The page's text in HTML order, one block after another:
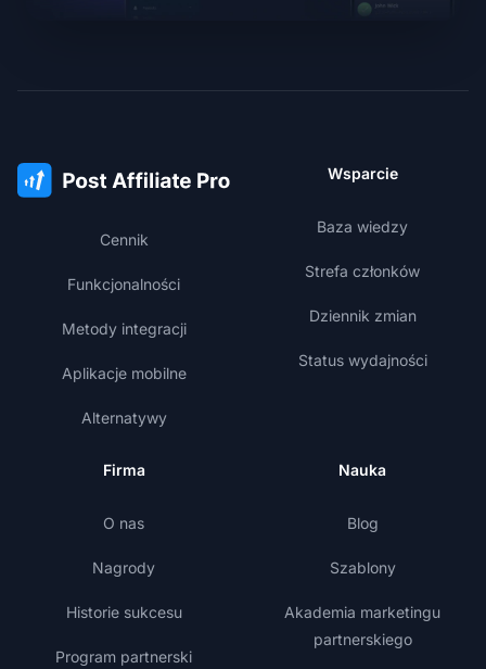
Cennik
Funkcjonalności
Metody integracji
Aplikacje mobilne
Alternatywy
Wsparcie
Baza wiedzy
Strefa członków
Dziennik zmian
Status wydajności
Firma
O nas
Nagrody
Historie sukcesu
Program partnerski
Nauka
Blog
Szablony
Akademia marketingu
partnerskiego